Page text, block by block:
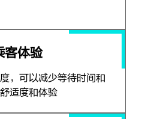
客体验
，可以减少等待时间和
适度和体验